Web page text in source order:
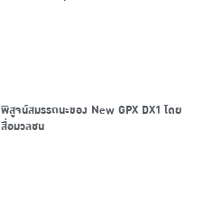
พิสูจน์สมรรถนะของ New GPX DX1 โดย
สื่อมวลชน